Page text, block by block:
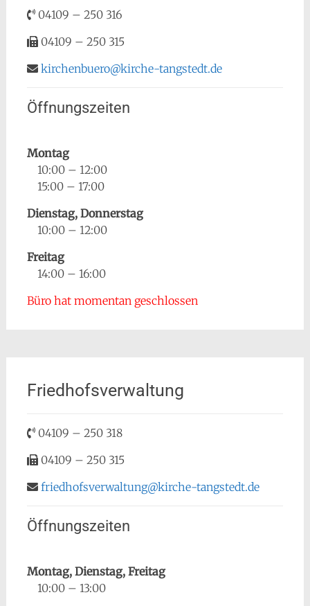
04109 – 250 316
04109 – 250 315
kirchenbuero@kirche-tangstedt.de
Öffnungszeiten
Montag
10:00 – 12:00
15:00 – 17:00
Dienstag, Donnerstag
10:00 – 12:00
Freitag
14:00 – 16:00
Büro hat momentan geschlossen
Friedhofsverwaltung
04109 – 250 318
04109 – 250 315
friedhofsverwaltung@kirche-tangstedt.de
Öffnungszeiten
Montag, Dienstag, Freitag
10:00 – 13:00